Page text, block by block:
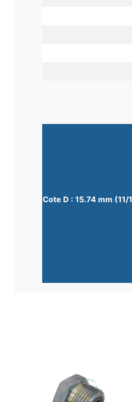
Cote D : 15.74 mm (11/